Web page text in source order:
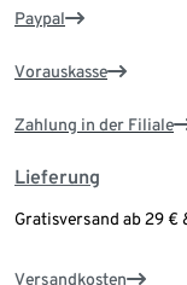
Paypal
Vorauskasse
Zahlung in der Filiale
Lieferung
Gratisversand ab 29 €
Versandkosten